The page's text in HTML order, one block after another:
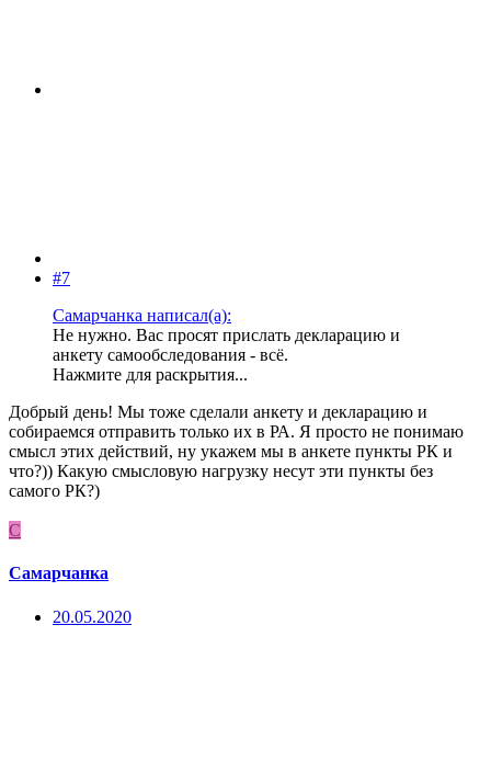
#7
Самарчанка написал(а):
Не нужно. Вас просят прислать декларацию и
анкету самообследования - всё.
Нажмите для раскрытия...
Добрый день! Мы тоже сделали анкету и декларацию и
собираемся отправить только их в РА. Я просто не понимаю
смысл этих действий, ну укажем мы в анкете пункты РК и
что?)) Какую смысловую нагрузку несут эти пункты без
самого РК?)
С
Самарчанка
20.05.2020